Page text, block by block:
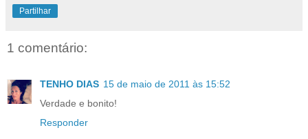
Partilhar
1 comentário:
TENHO DIAS 15 de maio de 2011 às 15:52
Verdade e bonito!
Responder